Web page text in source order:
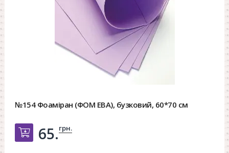
№154 Фоаміран (ФОМ ЕВА), бузковий, 60*70 см
Добавить в корзину
65.грн.